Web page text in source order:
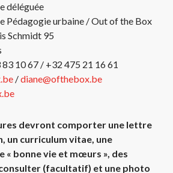
déléguée
Pédagogie urbaine / Out of the Box
Schmidt 95
83 10 67 / +32 475 21 16 61
/diane@ofthebox.be
devront comporter une lettre
un curriculum vitae, une
« bonne vie et mœurs », des
(facultatif) et une photo